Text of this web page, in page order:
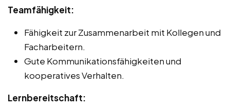
Teamfähigkeit:
Fähigkeit zur Zusammenarbeit mit Kollegen und
Facharbeitern.
Gute Kommunikationsfähigkeiten und
kooperatives Verhalten.
Lernbereitschaft: